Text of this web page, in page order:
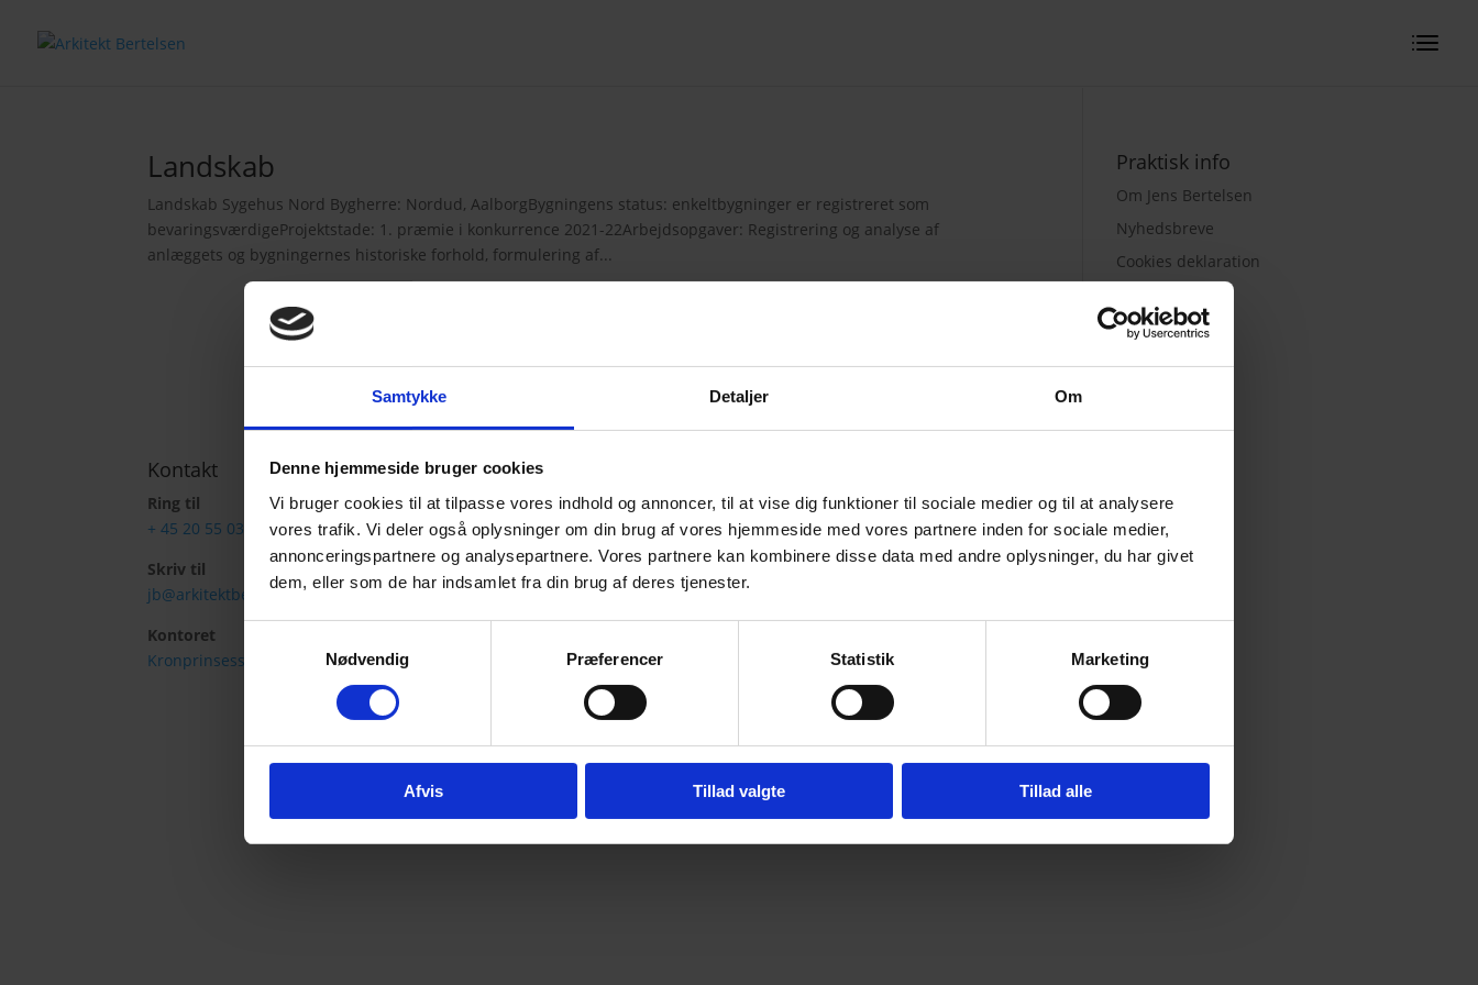
Samtykke Detaljer Om
Denne hjemmeside bruger cookies
Vi bruger cookies til at tilpasse vores indhold og annoncer, til at vise dig funktioner til sociale medier og til at analysere
vores trafik. Vi deler også oplysninger om din brug af vores hjemmeside med vores partnere inden for sociale medier,
annonceringspartnere og analysepartnere. Vores partnere kan kombinere disse data med andre oplysninger, du har givet
dem, eller som de har indsamlet fra din brug af deres tjenester.
Nødvendig
Præferencer Statistik Marketing
Afvis Tillad valgte Tillad alle
Landskab
Landskab Sygehus Nord Bygherre: Nordud, AalborgBygningens status: enkeltbygninger er registreret som
bevaringsværdigeProjektstade: 1. præmie i konkurrence 2021-22Arbejdsopgaver: Registrering og analyse af
anlæggets og bygningernes historiske forhold, formulering af...
Praktisk info
Om Jens Bertelsen
Nyhedsbreve
Cookies deklaration
Kontakt
Ring til
+ 45 20 55 03 38
Skriv til
jb@arkitektbertelsen.dk
Kontoret
Kronprinsessegade 26, 2. sal
Om Jens Bertelsen
Nyhedsbreve
Cookies deklaration
Tilmeld nyhedsbrev
Webdesign af